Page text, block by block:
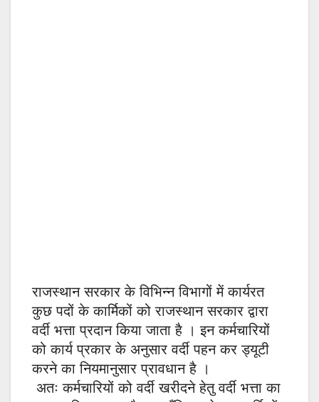
राजस्थान सरकार के विभिन्न विभागों में कार्यरत
कुछ पदों के कार्मिकों को राजस्थान सरकार द्वारा
वर्दी भत्ता प्रदान किया जाता है । इन कर्मचारियों
को कार्य प्रकार के अनुसार वर्दी पहन कर ड्यूटी
करने का नियमानुसार प्रावधान है ।
अतः कर्मचारियों को वर्दी खरीदने हेतु वर्दी भत्ता का